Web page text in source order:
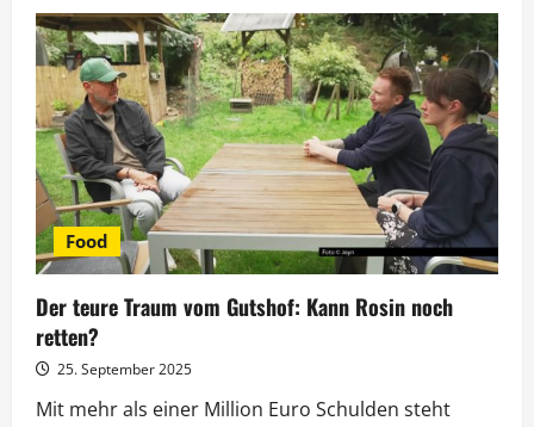
Restaurants“:
Hilferuf
aus
dem
Harz
Food
Der teure Traum vom Gutshof: Kann Rosin noch
retten?
25. September 2025
Mit mehr als einer Million Euro Schulden steht